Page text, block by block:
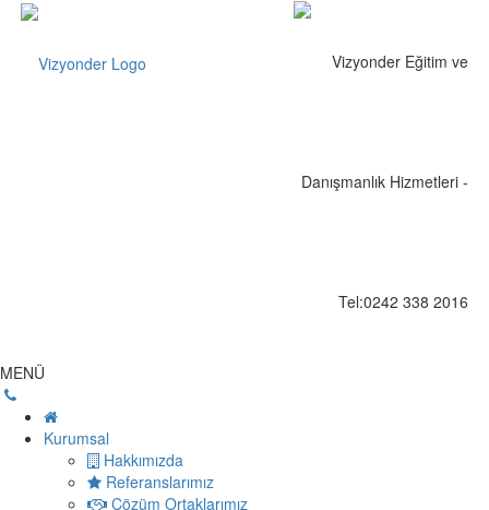
MENÜ
Kurumsal
Hakkımızda
Referanslarımız
Çözüm Ortaklarımız